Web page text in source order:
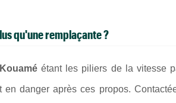
qu'une remplaçante ?
étant les piliers de la vitesse
en danger après ces propos.